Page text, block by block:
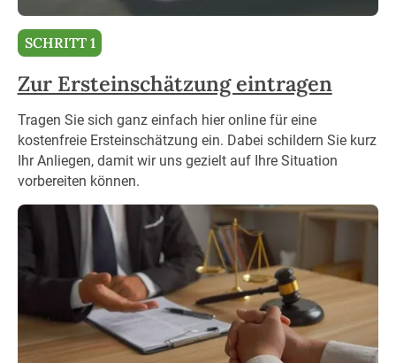
SCHRITT 1
Zur Ersteinschätzung eintragen
Tragen Sie sich ganz einfach hier online für eine
kostenfreie Ersteinschätzung ein. Dabei schildern Sie kurz
Ihr Anliegen, damit wir uns gezielt auf Ihre Situation
vorbereiten können.